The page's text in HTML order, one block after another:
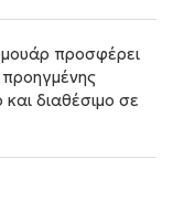
προσφέρει
διαθέσιμο σε